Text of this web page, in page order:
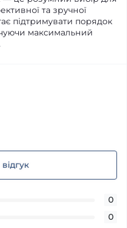
та зручної
підтримувати порядок
максимальний
0
0